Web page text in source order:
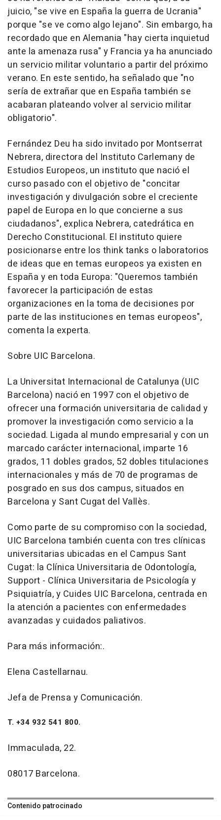
juicio, "se vive en España la guerra de Ucrania"
porque "se ve como algo lejano". Sin embargo, ha
recordado que en Alemania "hay cierta inquietud
ante la amenaza rusa" y Francia ya ha anunciado
un servicio militar voluntario a partir del próximo
verano. En este sentido, ha señalado que "no
sería de extrañar que en España también se
acabaran plateando volver al servicio militar
obligatorio".
Fernández Deu ha sido invitado por Montserrat
Nebrera, directora del Instituto Carlemany de
Estudios Europeos, un instituto que nació el
curso pasado con el objetivo de "concitar
investigación y divulgación sobre el creciente
papel de Europa en lo que concierne a sus
ciudadanos", explica Nebrera, catedrática en
Derecho Constitucional. El instituto quiere
posicionarse entre los think tanks o laboratorios
de ideas que en temas europeos ya existen en
España y en toda Europa: "Queremos también
favorecer la participación de estas
organizaciones en la toma de decisiones por
parte de las instituciones en temas europeos",
comenta la experta.
Sobre UIC Barcelona.
La Universitat Internacional de Catalunya (UIC
Barcelona) nació en 1997 con el objetivo de
ofrecer una formación universitaria de calidad y
promover la investigación como servicio a la
sociedad. Ligada al mundo empresarial y con un
marcado carácter internacional, imparte 16
grados, 11 dobles grados, 52 dobles titulaciones
internacionales y más de 70 de programas de
posgrado en sus dos campus, situados en
Barcelona y Sant Cugat del Vallès.
Como parte de su compromiso con la sociedad,
UIC Barcelona también cuenta con tres clínicas
universitarias ubicadas en el Campus Sant
Cugat: la Clínica Universitaria de Odontología,
Support - Clínica Universitaria de Psicología y
Psiquiatría, y Cuides UIC Barcelona, centrada en
la atención a pacientes con enfermedades
avanzadas y cuidados paliativos.
Para más información:.
Elena Castellarnau.
Jefa de Prensa y Comunicación.
T. +34 932 541 800.
Immaculada, 22.
08017 Barcelona.
Contenido patrocinado